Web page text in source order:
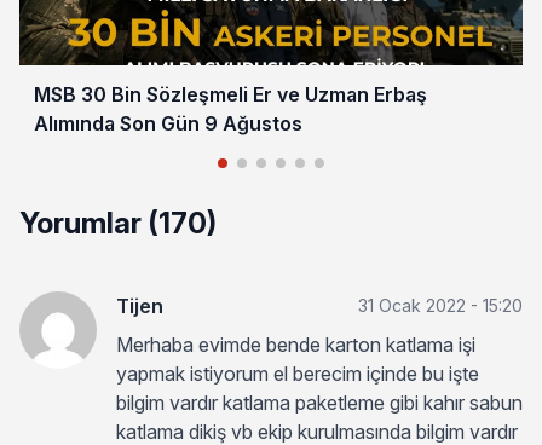
MSB 30 Bin Sözleşmeli Er ve Uzman Erbaş
Alımında Son Gün 9 Ağustos
Yorumlar (170)
Tijen 31 Ocak 2022 - 15:20
Merhaba evimde bende karton katlama işi
yapmak istiyorum el berecim içinde bu işte
bilgim vardır katlama paketleme gibi kahır sabun
katlama dikiş vb ekip kurulmasında bilgim vardır